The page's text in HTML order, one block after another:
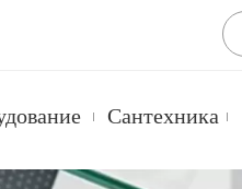
Сантехника